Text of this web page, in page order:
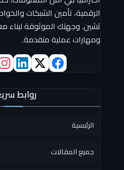
الرقمية، تأمين الشبكات
تشين. وجهتك الموثوقة لبناء
ومهارات عملية متقدمة.
روابط
الرئيسية
جميع المقالات